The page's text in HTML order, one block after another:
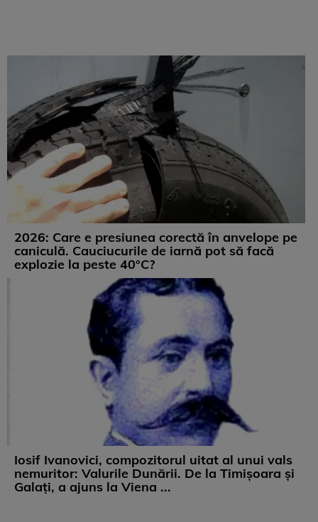
2026: Care e presiunea corectă în anvelope pe
caniculă. Cauciucurile de iarnă pot să facă
explozie la peste 40°C?
Iosif Ivanovici, compozitorul uitat al unui vals
nemuritor: Valurile Dunării. De la Timișoara și
Galați, a ajuns la Viena ...